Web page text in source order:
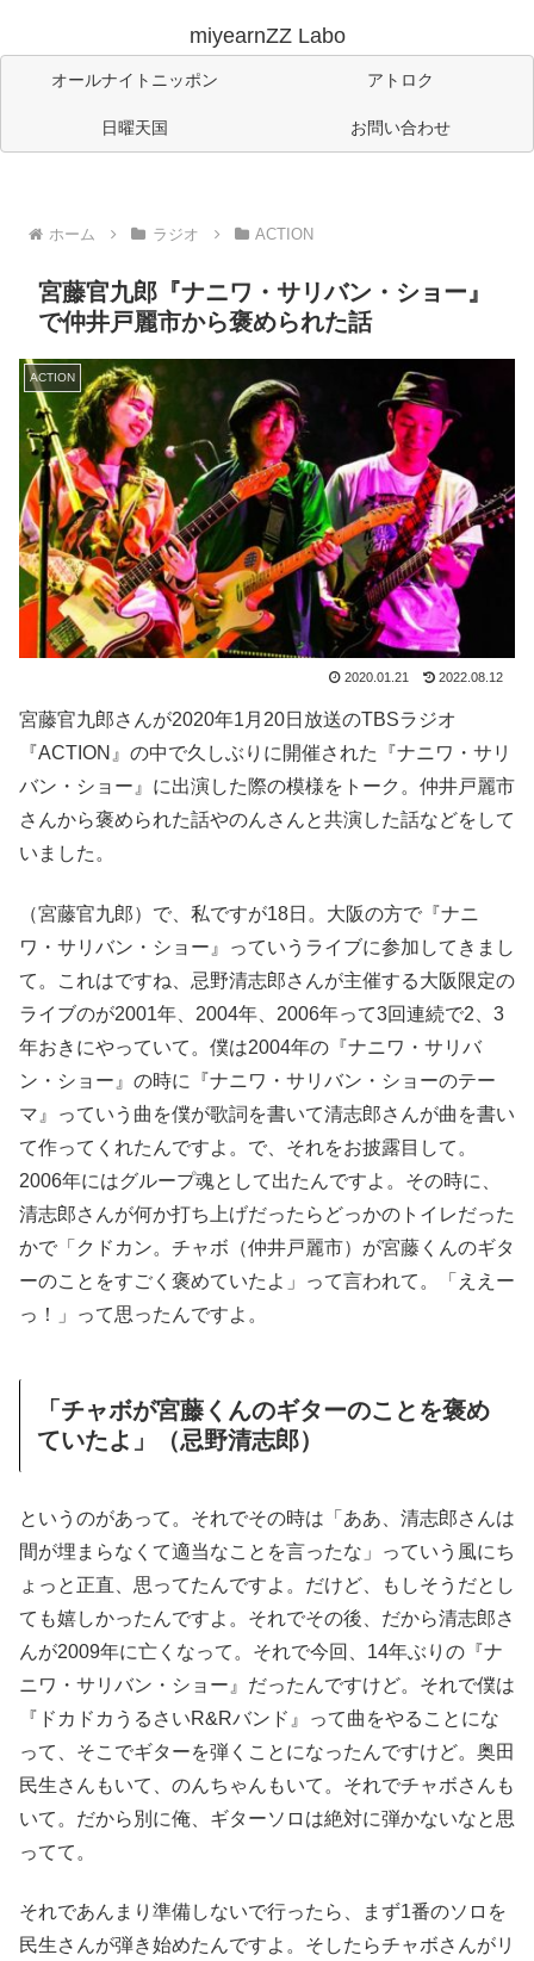
miyearnZZ Labo
オールナイトニッポン アトロク
日曜天国 お問い合わせ
ホーム ラジオ ACTION
宮藤官九郎『ナニワ・サリバン・ショー』
で仲井戸麗市から褒められた話
ACTION
2020.01.21 2022.08.12
宮藤官九郎さんが2020年1月20日放送のTBSラジオ
『ACTION』 の中で久しぶりに開催された『ナニワ・サリ
バン・ショー』に出演した際の模様をトーク。仲井戸麗市
さんから褒められた話やのんさんと共演した話などをして
いました。
（宮藤官九郎）で、私ですが18日。大阪の方で『ナニ
ワ・サリバン・ショー』っていうライブに参加してきまし
て。これはですね、忌野清志郎さんが主催する大阪限定の
ライブのが2001年、2004年、2006年って3回連続で2、3
年おきにやっていて。僕は2004年の『ナニワ・サリバ
ン・ショー』の時に『ナニワ・サリバン・ショーのテー
マ』っていう曲を僕が歌詞を書いて清志郎さんが曲を書い
て作ってくれたんですよ。で、それをお披露目して。
2006年にはグループ魂として出たんですよ。その時に、
清志郎さんが何か打ち上げだったらどっかのトイレだった
かで「クドカン。チャボ（仲井戸麗市）が宮藤くんのギタ
ーのことをすごく褒めていたよ」って言われて。「ええー
っ！」って思ったんですよ。
「チャボが宮藤くんのギターのことを褒め
ていたよ」（忌野清志郎）
というのがあって。それでその時は「ああ、清志郎さんは
間が埋まらなくて適当なことを言ったな」っていう風にち
ょっと正直、思ってたんですよ。だけど、もしそうだとし
ても嬉しかったんですよ。それでその後、だから清志郎さ
んが2009年に亡くなって。それで今回、14年ぶりの『ナ
ニワ・サリバン・ショー』だったんですけど。それで僕は
『ドカドカうるさいR&Rバンド』って曲をやることにな
って、そこでギターを弾くことになったんですけど。奥田
民生さんもいて、のんちゃんもいて。それでチャボさんも
いて。だから別に俺、ギターソロは絶対に弾かないなと思
ってて。
それであんまり準備しないで行ったら、まず1番のソロを
民生さんが弾き始めたんですよ。そしたらチャボさんがリ